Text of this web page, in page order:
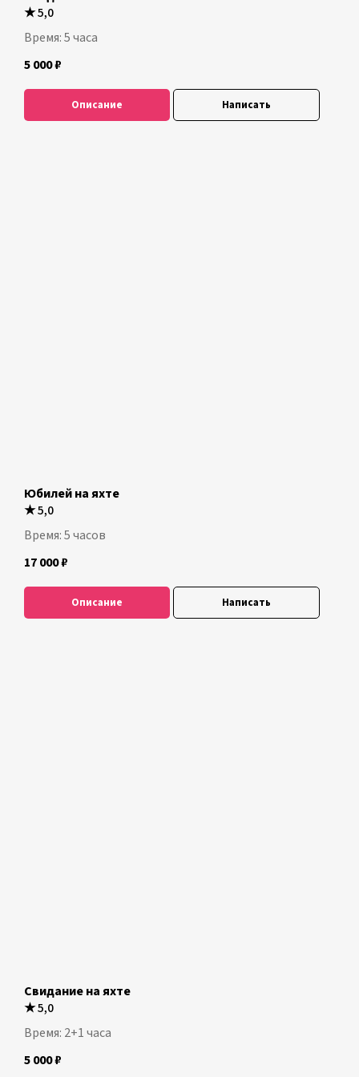
★5,0
Время: 5 часа
5 000₽
Описание Написать
Юбилей на яхте
★5,0
Время: 5 часов
17 000₽
Описание Написать
Свидание на яхте
★5,0
Время: 2+1 часа
5 000₽